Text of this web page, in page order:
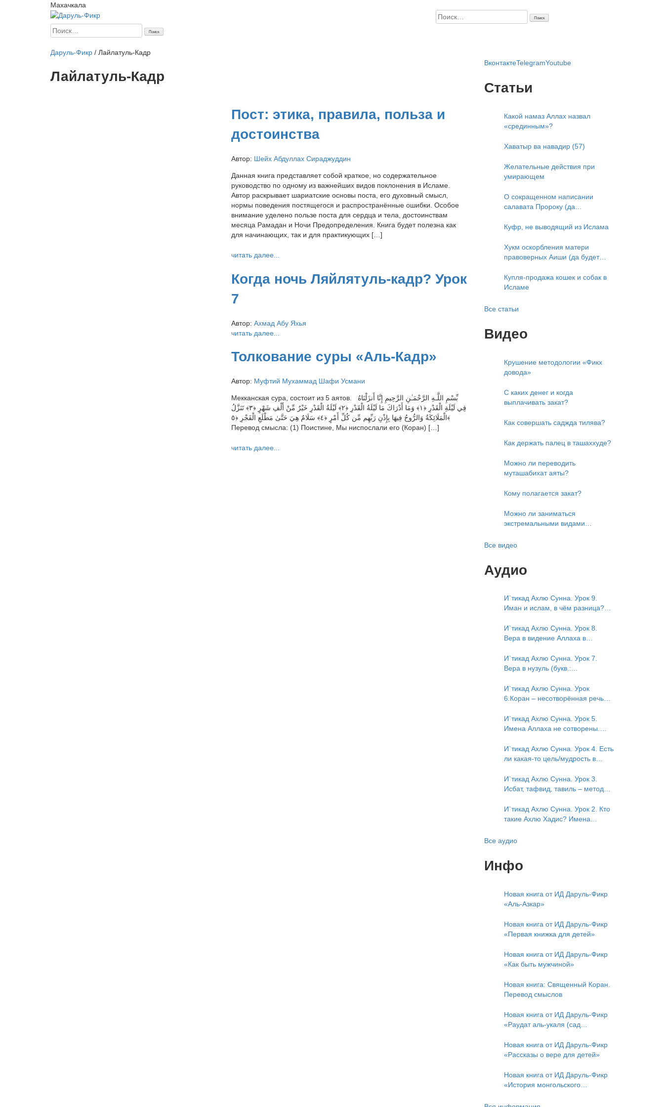
Махачкала
Найти:
Найти:
Даруль-Фикр / Лайлатуль-Кадр
Лайлатуль-Кадр
Пост: этика, правила, польза и
достоинства
Автор: Шейх Абдуллах Сираджуддин
Данная книга представляет собой краткое, но содержательное
руководство по одному из важнейших видов поклонения в Исламе.
Автор раскрывает шариатские основы поста, его духовный смысл,
нормы поведения постящегося и распространённые ошибки. Особое
внимание уделено пользе поста для сердца и тела, достоинствам
месяца Рамадан и Ночи Предопределения. Книга будет полезна как
для начинающих, так и для практикующих […]
читать далее...
Когда ночь Ляйлятуль-кадр? Урок
7
Автор: Ахмад Абу Яхья
читать далее...
Толкование суры «Аль-Кадр»
Автор: Муфтий Мухаммад Шафи Усмани
Мекканская сура, состоит из 5 аятов. بِّسْمِ اللَّـهِ الرَّحْمَـٰنِ الرَّحِيمِ إِنَّا أَنزَلْنَاهُ
فِي لَيْلَةِ الْقَدْرِ ﴿١﴾ وَمَا أَدْرَاكَ مَا لَيْلَةُ الْقَدْرِ ﴿٢﴾ لَيْلَةُ الْقَدْرِ خَيْرٌ مِّنْ أَلْفِ شَهْرٍ ﴿٣﴾ تَنَزَّلُ
الْمَلَائِكَةُ وَالرُّوحُ فِيهَا بِإِذْنِ رَبِّهِم مِّن كُلِّ أَمْرٍ ﴿٤﴾ سَلَامٌ هِيَ حَتَّىٰ مَطْلَعِ الْفَجْرِ ﴿٥﴾
Перевод смысла: (1) Поистине, Мы ниспослали его (Коран) […]
читать далее...
ВконтактеTelegramYoutube
Статьи
Какой намаз Аллах назвал
«срединным»?
Хаватыр ва навадир (57)
Желательные действия при
умирающем
О сокращенном написании
салавата Пророку (да
приветствует)
Куфр, не выводящий из Ислама
Хукм оскорбления матери
правоверных Аиши (да будет
Купля-продажа кошек и собак в
Исламе
Все статьи
Видео
Крушение методологии «Фикх
довода»
С каких денег и когда
выплачивать закат?
Как совершать саджда тилява?
Как держать палец в ташаххуде?
Можно ли переводить
муташабихат аяты?
Кому полагается закат?
Можно ли заниматься
экстремальными видами
Все видео
Аудио
И`тикад Ахлю Сунна. Урок 9.
Иман и ислам, в чём разница?
обитателем Рая или Ада?
И`тикад Ахлю Сунна. Урок 8.
Вера в видение Аллаха в
телесности Абу Бакром аль-
Исмаили. Отрицание телесности
Дарими. Иман – это слова, дела
и познание
И`тикад Ахлю Сунна. Урок 7.
Вера в нузуль (букв.:
ибн Саида ад-Дарими о нузуле.
Считал ли ад-Дарими, что Аллах
движением?
И`тикад Ахлю Сунна. Урок
6.Коран – несотворённая речь
сотворено? Предопределение
судьбы
И`тикад Ахлю Сунна. Урок 5.
Имена Аллаха не сотворены.
сифатов. Описание Аллаха
сифатом «вадж» (букв.: лик)
И`тикад Ахлю Сунна. Урок 4. Есть
ли какая-то цель/мудрость в
отрицать в отношении Аллаха
недостатки, отрицание которых
Концепция ибн Таймийи
И`тикад Ахлю Сунна. Урок 3.
Исбат, тафвид, тавиль – методы
Можно ли переводить сифаты
аль-хабария на русский язык?
сифата «биля кейфа» (без
И`тикад Ахлю Сунна. Урок 2. Кто
такие Ахлю Хадис? Имена
понимание Атрибутов
Все аудио
Инфо
Новая книга от ИД Даруль-Фикр
«Аль-Азкар»
Новая книга от ИД Даруль-Фикр
«Первая книжка для детей»
Новая книга от ИД Даруль-Фикр
«Как быть мужчиной»
Новая книга: Священный Коран.
Перевод смыслов
Новая книга от ИД Даруль-Фикр
«Раудат аль-укаля (cад
благородных)»
Новая книга от ИД Даруль-Фикр
«Рассказы о вере для детей»
Новая книга от ИД Даруль-Фикр
«История монгольского